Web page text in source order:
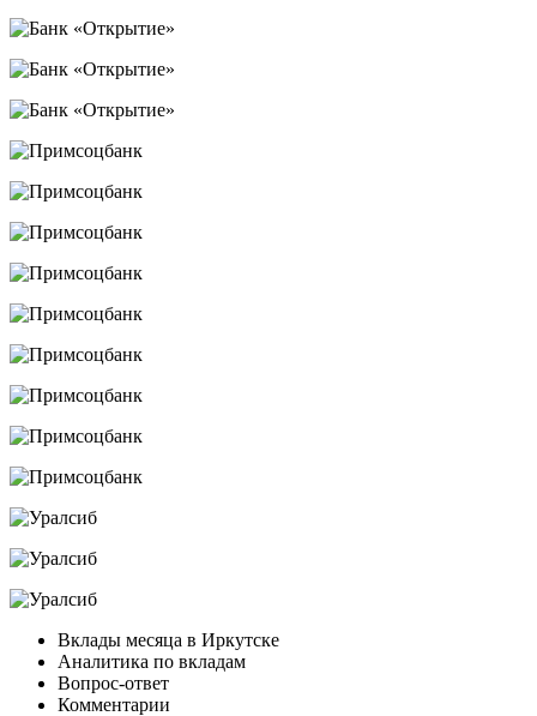
Вклады месяца в Иркутске
Аналитика по вкладам
Вопрос-ответ
Комментарии